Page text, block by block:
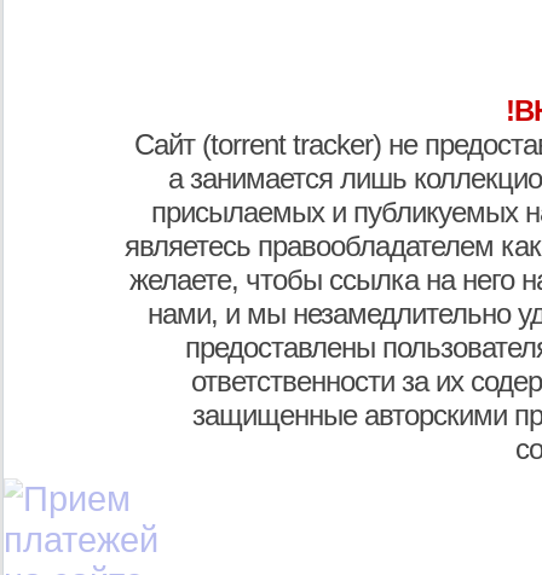
Сайт (torrent tracker) не
а занимается лишь
присылаемых и публикуемых
являетесь правообладателем
желаете, чтобы ссылка на него
нами, и мы незамедлительно
предоставлены
ответственности за их
защищенные авторскими